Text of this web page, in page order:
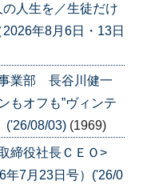
人生を／生徒だけ
年8月6日・13日
業部 長谷川健一
もオフも”ヴィンテ
('26/08/03) (1969)
締役社長ＣＥＯ>
年7月23日号）('26/0